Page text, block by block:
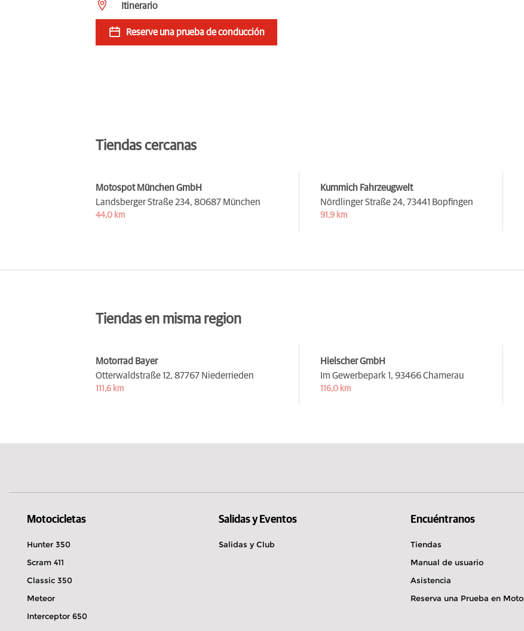
Itinerario
Reserve una prueba de conducción
Tiendas cercanas
Motospot München GmbH
Landsberger Straße 234, 80687 München
44,0 km
Kummich Fahrzeugwelt
Nördlinger Straße 24, 73441 Bopfingen
91,9 km
Tiendas en misma region
Motorrad Bayer
Otterwaldstraße 12, 87767 Niederrieden
111,6 km
Hielscher GmbH
Im Gewerbepark 1, 93466 Chamerau
116,0 km
Motocicletas
Hunter 350
Scram 411
Classic 350
Meteor
Interceptor 650
Salidas y Eventos
Salidas y Club
Encuéntranos
Tiendas
Manual de usuario
Asistencia
Reserva una Prueba en Moto